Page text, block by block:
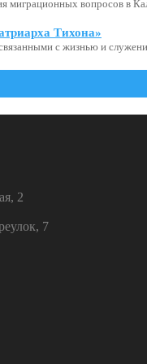
миграционных вопросов в
Тихона»
с жизнью и
2
7